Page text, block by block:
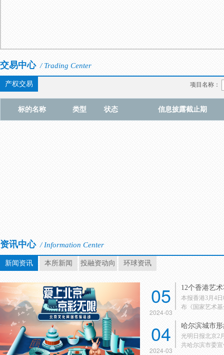
交易中心 / Trading Center
产权交易 项目名称：
标的名称 类型 状态 信息披露截止期
资讯中心 / Information Center
新闻资讯 本所新闻 投融资动向 环球资讯
05
2024-03
12个香港艺
本报香港3月4
布《国家艺术
04
2024-03
哈尔滨城市
光明日报北京2
共哈尔滨市委